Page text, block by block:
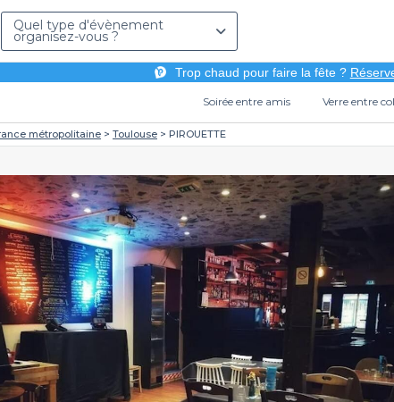
Quel type d'évènement
organisez-vous ?
Trop chaud pour faire la fête ?
Soirée entre amis Verre entre
métropolitaine Toulouse PIROUETTE